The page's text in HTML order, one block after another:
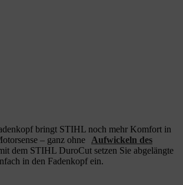
bringt STIHL noch mehr Komfort in
– ganz ohne
Aufwickeln des
dem STIHL DuroCut setzen Sie abgelängte
in den Fadenkopf ein.